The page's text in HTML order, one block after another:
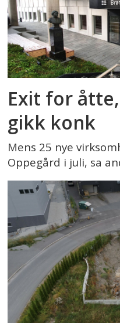
Exit for
gikk konk
Mens 25 nye
Oppegård i juli, sa